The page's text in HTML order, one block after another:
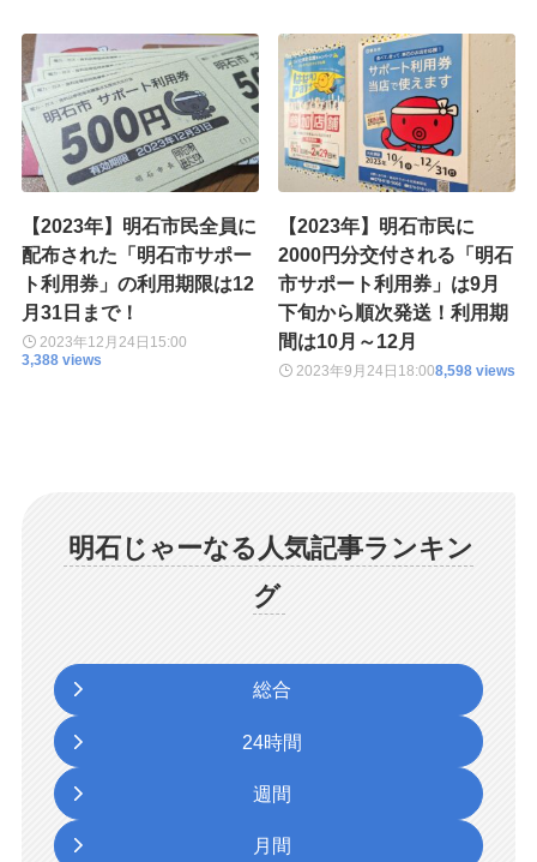
【2023年】明石市民全員に
配布された「明石市サポー
ト利用券」の利用期限は12
月31日まで！
2023年12月24日 15:00
3,388 views
【2023年】明石市民に
2000円分交付される「明石
市サポート利用券」は9月
下旬から順次発送！利用期
間は10月～12月
2023年9月24日 18:008,598 views
明石じゃーなる人気記事ランキン
グ
総合
24時間
週間
月間